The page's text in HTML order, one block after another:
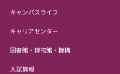
キャンパスライフ
キャリアセンター
図書館・博物館・機構
入試情報